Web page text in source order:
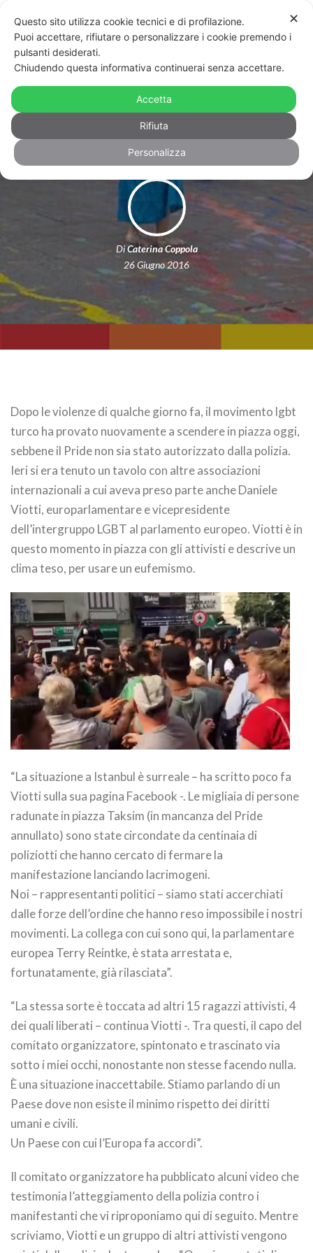
Turchia: violenze sugli attivisti lgbt a
piazza Taksim, 15 arresti – VIDEO
DiCaterina Coppola
26 Giugno 2016
Dopo le violenze di qualche giorno fa, il movimento lgbt
turco ha provato nuovamente a scendere in piazza oggi,
sebbene il Pride non sia stato autorizzato dalla polizia.
Ieri si era tenuto un tavolo con altre associazioni
internazionali a cui aveva preso parte anche Daniele
Viotti, europarlamentare e vicepresidente
dell’intergruppo LGBT al parlamento europeo. Viotti è in
questo momento in piazza con gli attivisti e descrive un
clima teso, per usare un eufemismo.
“La situazione a Istanbul è surreale – ha scritto poco fa
Viotti sulla sua pagina Facebook -. Le migliaia di persone
radunate in piazza Taksim (in mancanza del Pride
annullato) sono state circondate da centinaia di
poliziotti che hanno cercato di fermare la
manifestazione lanciando lacrimogeni.
Noi – rappresentanti politici – siamo stati accerchiati
dalle forze dell’ordine che hanno reso impossibile i nostri
movimenti. La collega con cui sono qui, la parlamentare
europea Terry Reintke, è stata arrestata e,
fortunatamente, già rilasciata”.
“La stessa sorte è toccata ad altri 15 ragazzi attivisti, 4
dei quali liberati – continua Viotti -. Tra questi, il capo del
comitato organizzatore, spintonato e trascinato via
sotto i miei occhi, nonostante non stesse facendo nulla.
È una situazione inaccettabile. Stiamo parlando di un
Paese dove non esiste il minimo rispetto dei diritti
umani e civili.
Un Paese con cui l’Europa fa accordi”.
Il comitato organizzatore ha pubblicato alcuni video che
testimonia l’atteggiamento della polizia contro i
manifestanti che vi riproponiamo qui di seguito. Mentre
scriviamo, Viotti e un gruppo di altri attivisti vengono
✕
Questo sito utilizza cookie tecnici e di profilazione.
Puoi accettare, rifiutare o personalizzare i cookie premendo i
pulsanti desiderati.
Chiudendo questa informativa continuerai senza accettare.
Accetta
Rifiuta
Personalizza